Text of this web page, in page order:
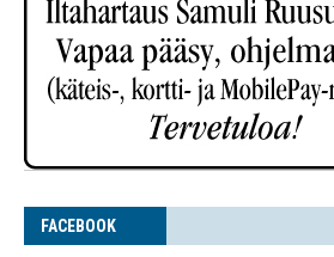
FACE­BOOK